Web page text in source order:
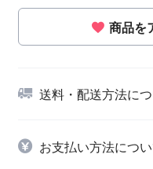
商品を
送料・配送方法に
お支払い方法につ